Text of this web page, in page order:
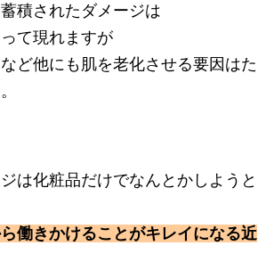
積されたダメージは
て現れますが
ど他にも肌を老化させる要因はた
は化粧品だけでなんとかしようと
働きかけることがキレイになる近